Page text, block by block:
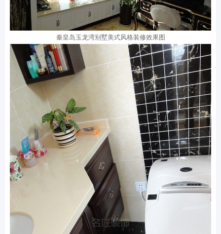
秦皇岛玉龙湾别墅美式风格装修效果图